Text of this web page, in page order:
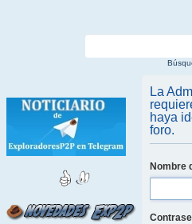
La
haya
foro.
Nombre